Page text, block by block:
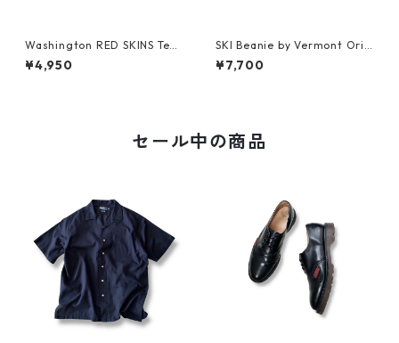
Washington RED SKINS Tea
m Beanie
¥4,950
SKI Beanie by Vermont Orig
inals
¥7,700
セール中の商品